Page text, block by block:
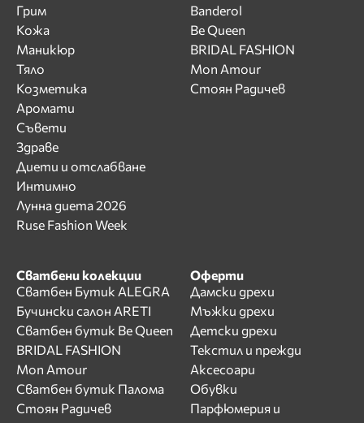
Грим
Кожа
Маникюр
Тяло
Козметика
Аромати
Съвети
Здраве
Диети и отслабване
Интимно
Лунна диета 2026
Ruse Fashion Week
Banderol
Be Queen
BRIDAL FASHION
Mon Amour
Стоян Радичев
Сватбени колекции
Сватбен Бутик ALEGRA
Бучински салон ARETI
Сватбен бутик Be Queen
BRIDAL FASHION
Mon Amour
Сватбен бутик Палома
Стоян Радичев
Оферти
Дамски дрехи
Мъжки дрехи
Детски дрехи
Текстил и прежди
Аксесоари
Обувки
Парфюмерия и